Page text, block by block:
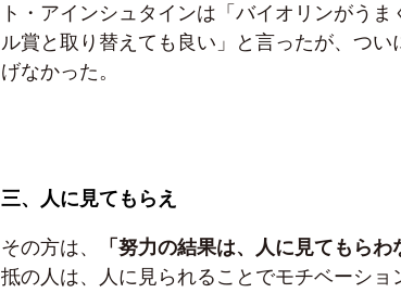
ト・アインシュタインは「バイオリンがう
ル賞と取り替えても良い」と言ったが、つ
げなかった。
三、人に見てもらえ
その方は、 「努力の結果は、人に見てもらわ
抵の人は、人に見られることでモチベーシ